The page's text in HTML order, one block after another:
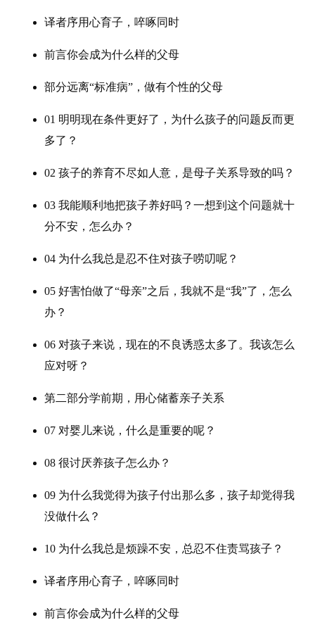
译者序用心育子，啐啄同时
前言你会成为什么样的父母
部分远离“标准病”，做有个性的父母
01 明明现在条件更好了，为什么孩子的问题反而更
多了？
02 孩子的养育不尽如人意，是母子关系导致的吗？
03 我能顺利地把孩子养好吗？一想到这个问题就十
分不安，怎么办？
04 为什么我总是忍不住对孩子唠叨呢？
05 好害怕做了“母亲”之后，我就不是“我”了，怎么
办？
06 对孩子来说，现在的不良诱惑太多了。我该怎么
应对呀？
第二部分学前期，用心储蓄亲子关系
07 对婴儿来说，什么是重要的呢？
08 很讨厌养孩子怎么办？
09 为什么我觉得为孩子付出那么多，孩子却觉得我
没做什么？
10 为什么我总是烦躁不安，总忍不住责骂孩子？
译者序用心育子，啐啄同时
前言你会成为什么样的父母